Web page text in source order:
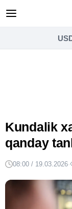
Kundalik
qanday
08:00 / 19.03.2026·